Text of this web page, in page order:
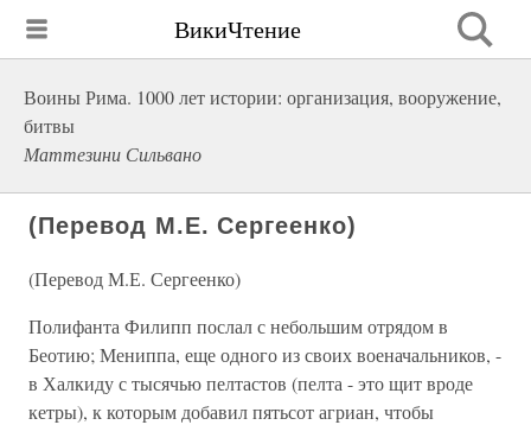
ВикиЧтение
Воины Рима. 1000 лет истории: организация, вооружение,
битвы
Маттезини Сильвано
(Перевод М.Е. Сергеенко)
(Перевод М.Е. Сергеенко)
Полифанта Филипп послал с небольшим отрядом в
Беотию; Мениппа, еще одного из своих военачальников, -
в Халкиду с тысячью пелтастов (пелта - это щит вроде
кетры), к которым добавил пятьсот агриан, чтобы